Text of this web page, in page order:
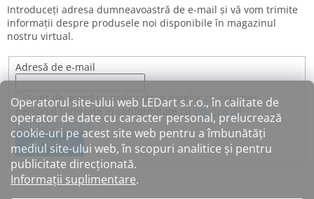
Operatorul site-ului web LEDart s.r.o., în calitate de
operator de date cu caracter personal, prelucrează
cookie-uri pe acest site web pentru a îmbunătăți
mediul site-ului web, în scopuri analitice și pentru
publicitate direcționată.
Informații suplimentare.
Introduceţi adresa dumneavoastră de e-mail şi vă vom trimite
informaţii despre produsele noi disponibile în magazinul
nostru virtual.
Adresă de e-mail
Sunt de acord cu prelucrarea datelor cu caracter
personal furnizate în conformitate cu Politica de
confidențialitate.
ABONARE